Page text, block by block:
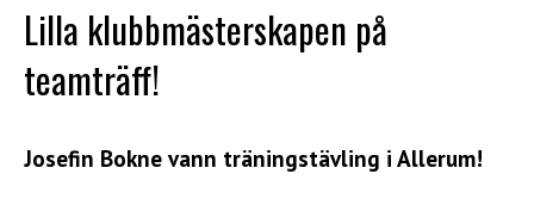
Lilla klubbmästerskapen på
teamträff!
Josefin Bokne vann träningstävling i Allerum!